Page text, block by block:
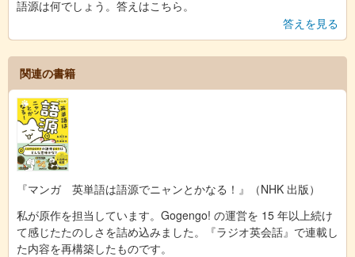
語源は何でしょう。答えはこちら。
答えを見る
関連の書籍
『マンガ 英単語は語源でニャンとかなる！』（NHK 出版）
私が原作を担当しています。Gogengo! の運営を 15 年以上続け
て感じたたのしさを詰め込みました。『ラジオ英会話』で連載し
た内容を再構築したものです。